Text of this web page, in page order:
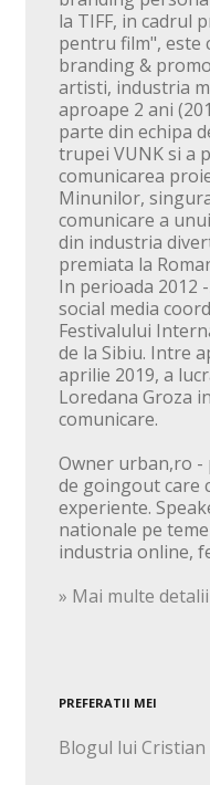
la TIFF, in cadrul
pentru film", este
branding &
artisti, industria
aproape 2 ani
parte din echipa
trupei VUNK si a
comunicarea
Minunilor,
comunicare a
din industria
premiata la
In perioada 2012
social media
Festivalului
de la Sibiu. Intre
aprilie 2019, a
Loredana Groza
comunicare.
Owner urban,ro
de goingout care
experiente.
nationale pe
industria online,
» Mai multe detalii
PREFERATII MEI
Blogul lui Cristian